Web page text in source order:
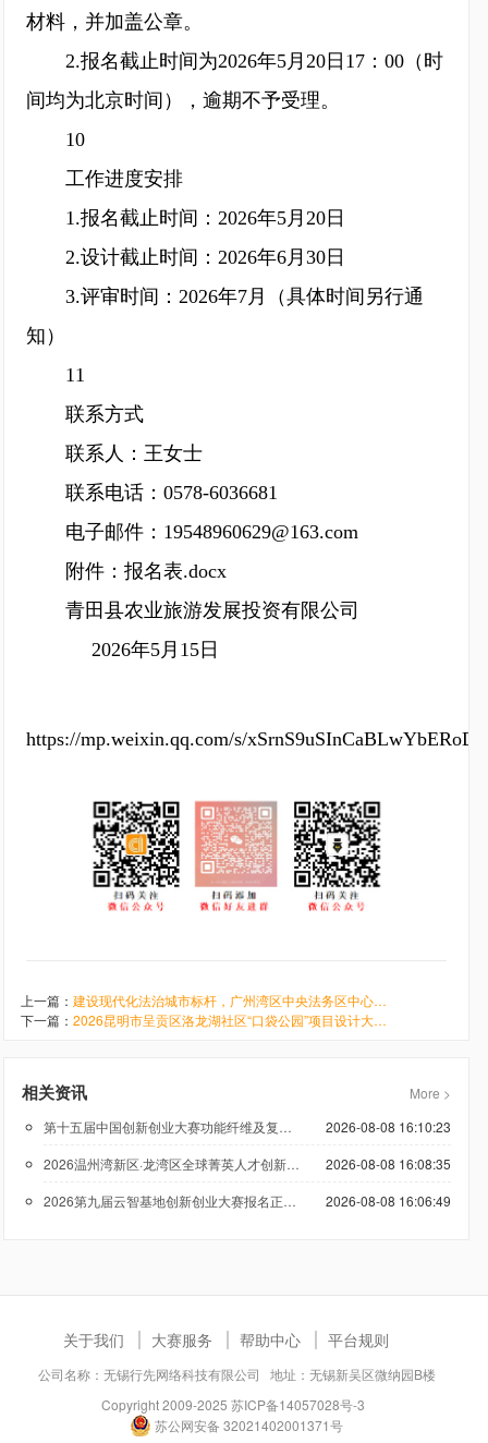
材料，并加盖公章。
2.报名截止时间为2026年5月20日17：00（时
间均为北京时间），逾期不予受理。
10
工作进度安排
1.报名截止时间：2026年5月20日
2.设计截止时间：2026年6月30日
3.评审时间：2026年7月（具体时间另行通
知）
11
联系方式
联系人：王女士
联系电话：0578-6036681
电子邮件：19548960629@163.com
附件：报名表.docx
青田县农业旅游发展投资有限公司
2026年5月15日
https://mp.weixin.qq.com/s/
上一篇：
建设现代化法治城市标杆，广州湾区中央法务区中心区（白云）三期城市设计竞赛正式启动
下一篇：
2026昆明市呈贡区洛龙湖社区“口袋公园”项目设计大赛报名通知
相关资讯
More >
第十五届中国创新创业大赛功能纤维及复合材料专业赛报名火热进行中
2026-08-08 16:10:23
2026温州湾新区·龙湾区全球菁英人才创新创业大赛报名启动
2026-08-08 16:08:35
2026第九届云智基地创新创业大赛报名正式启动！欢迎优质项目报名
2026-08-08 16:06:49
关于我们 大赛服务 帮助中心 平台规则
公司名称：无锡行先网络科技有限公司 地址：无锡新吴区微纳园B楼
Copyright 2009-2025 苏ICP备14057028号-3
苏公网安备 32021402001371号